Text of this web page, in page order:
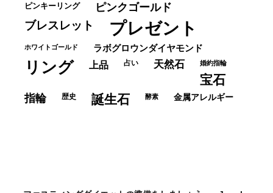
ピンキーリング ピンクゴールド
ブレスレット プレゼント
ホワイトゴールド ラボグロウンダイヤモンド
リング 上品 占い 天然石 婚約指輪
宝石
指輪 歴史 誕生石 酵素 金属アレルギー